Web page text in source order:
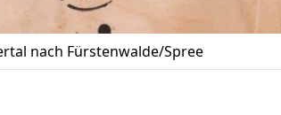
nach Fürstenwalde/Spree